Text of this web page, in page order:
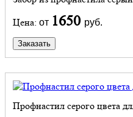
Цена: от 1650 руб.
Заказать
Профнастил серого цвета